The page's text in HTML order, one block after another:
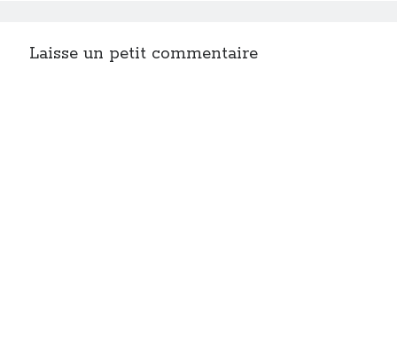
Laisse un petit commentaire